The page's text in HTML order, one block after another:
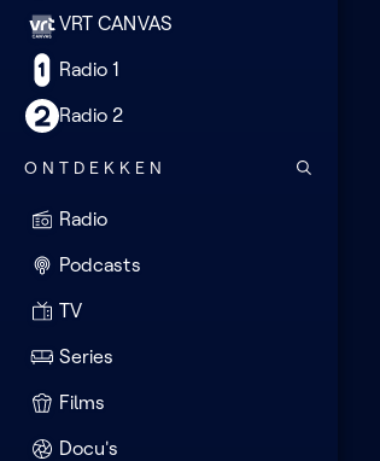
VRT CANVAS
Radio 1
Radio 2
ONTDEKKEN
Radio
Podcasts
TV
Series
Films
Docu's